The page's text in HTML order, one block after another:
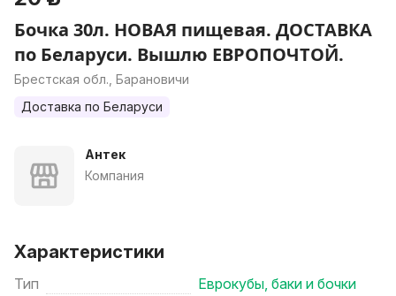
Бочка 30л. НОВАЯ пищевая. ДОСТАВКА
по Беларуси. Вышлю ЕВРОПОЧТОЙ.
Брестская обл., Барановичи
Доставка по Беларуси
Антек
Компания
Характеристики
Тип
Еврокубы, баки и бочки